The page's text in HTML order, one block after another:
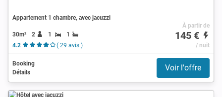
Appartement 1 chambre, avec jacuzzi
30m² 2 1
1
4.2
( 29 avis )
À partir de
145 €
/ nuit
Booking
Détails
Voir l'offre